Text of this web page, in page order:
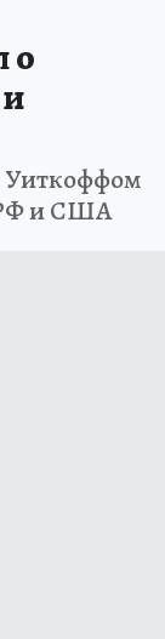
о
Уиткоффом
и США